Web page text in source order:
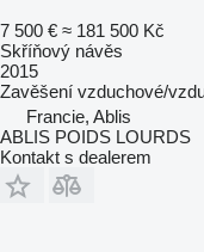
7 500 € ≈ 181 500 Kč
Skříňový návěs
2015
Zavěšení vzduchové/
Francie, Ablis
ABLIS POIDS LOURDS
Kontakt s dealerem